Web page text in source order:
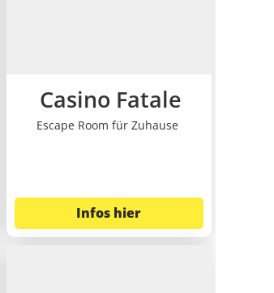
Casino Fatale
Escape Room für Zuhause
Infos hier